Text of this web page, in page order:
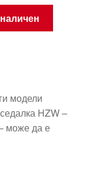
модели
HZW –
може да е